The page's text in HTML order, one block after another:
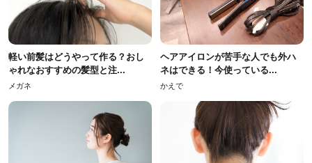
軽い前髪はどうやって作る？おし
ゃれなおすすめの髪型と注...
メガネ
ヘアアイロンが苦手な人でも外ハ
ネはできる！今使っている...
かえで